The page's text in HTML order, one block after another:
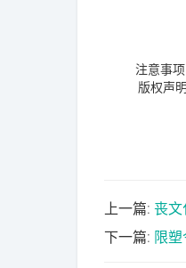
注意事
版权声
上一篇: 丧文
下一篇: 限